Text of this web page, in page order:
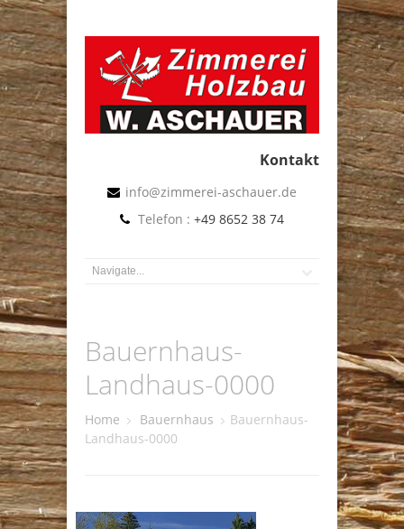
Kontakt
info@zimmerei-aschauer.de
Telefon : +49 8652 38 74
Bauernhaus-
Landhaus-0000
Home Bauernhaus
Bauernhaus-
Landhaus-0000